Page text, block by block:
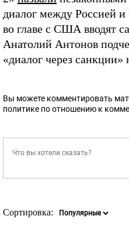
диалог между Россией
во главе с США вводят
Анатолий Антонов
«диалог через
Вы можете комментировать
политике по отношению к
Сортировка: